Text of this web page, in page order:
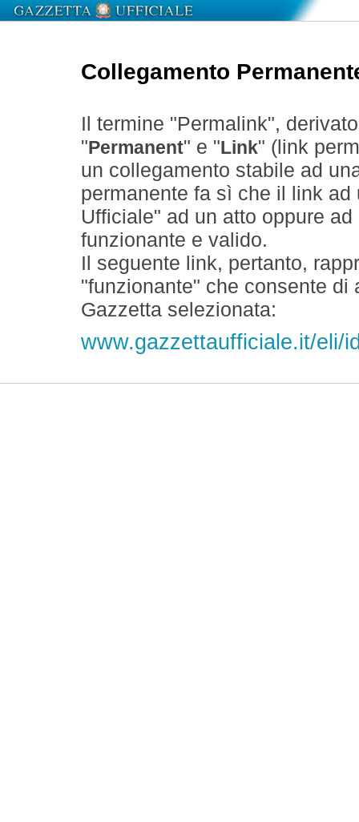
Collegamento
Il termine "Permalink",
" Permanent" e " Link" (link
un collegamento stabile ad
permanente fa sì che il link
Ufficiale" ad un atto oppure
funzionante e valido.
Il seguente link, pertanto,
"funzionante" che consente
Gazzetta selezionata:
www.gazzettaufficiale.it/eli/